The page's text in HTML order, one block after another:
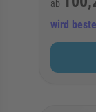
ab
wird